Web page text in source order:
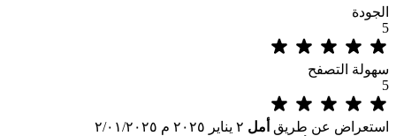
الجودة
5
سهولة التصفح
5
استعراض عن طريق أمل ٢ يناير ٢٠٢٥ م
٢/٠١/٢٠٢٥